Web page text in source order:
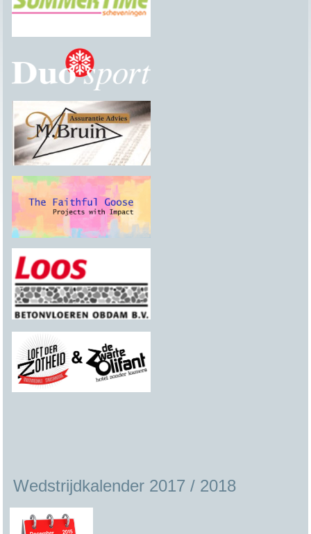
Wedstrijdkalender 2017 / 2018